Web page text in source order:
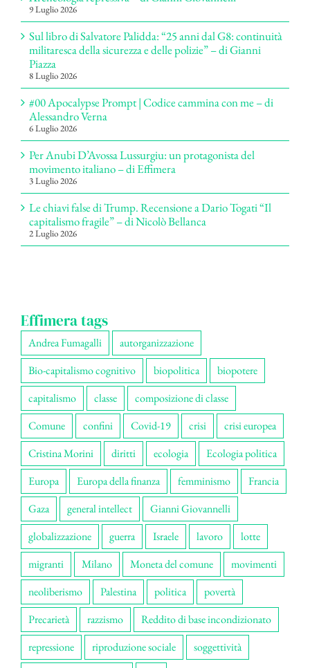
9 Luglio 2026
Sul libro di Salvatore Palidda: “25 anni dal G8: continuità
militaresca della sicurezza e delle polizie” – di Gianni
Piazza
8 Luglio 2026
#00 Apocalypse Prompt | Codice cammina con me – di
Alessandro Verna
6 Luglio 2026
Per Anubi D’Avossa Lussurgiu: un protagonista del
movimento italiano – di Effimera
3 Luglio 2026
Le chiavi false di Trump. Recensione a Dario Togati “Il
capitalismo fragile” – di Nicolò Bellanca
2 Luglio 2026
Effimera tags
Andrea Fumagalli
autorganizzazione
Bio-capitalismo cognitivo
biopolitica
biopotere
capitalismo
classe
composizione di classe
Comune
confini Covid-19 crisi
crisi europea
Cristina Morini
diritti ecologia
Ecologia politica
Europa
Europa della finanza femminismo
Francia
Gaza
general intellect
Gianni Giovannelli
globalizzazione
guerra Israele lavoro
lotte
migranti
Milano Moneta del comune
movimenti
neoliberismo
Palestina politica
povertà
Precarietà
razzismo
Reddito di base incondizionato
repressione
riproduzione sociale
soggettività